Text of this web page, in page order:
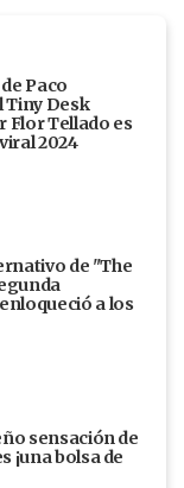
Paco
Tiny Desk
Flor Tellado es
2024
de "The
a los
sensación de
¡una bolsa de